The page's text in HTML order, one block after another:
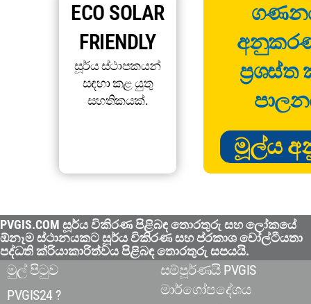
ECO SOLAR
FRIENDLY
සූර්ය ස්ථාපකයන්
සඳහා කළ යුතු
සහතිකයක්.
මූල්ය
PVGIS.COM සූර්ය විකිරණ පිළිබඳ තොරතුරු සහ ලෝකයේ
ඕනෑම ස්ථානයකට සූර්ය විකිරණ සහ ප්රකාශ වෝල්ටීයතා
පද්ධති ක්රියාකාරිත්වය පිළිබඳ තොරතුරු සපයයි.
මුල් පිටුව
PVGIS24 ?
සම්පූර්ණයි PVGIS
මාර්ගෝපදේශය